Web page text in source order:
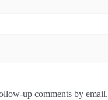
up comments by email.